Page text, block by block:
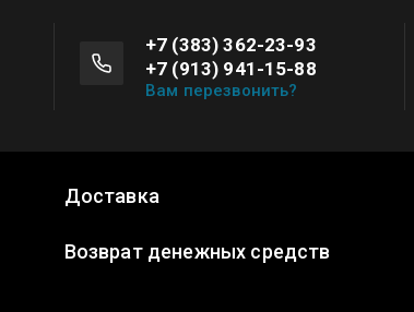
+7 (383) 362-23-93
+7 (913) 941-15-88
Вам перезвонить?
Доставка
Возврат денежных средств